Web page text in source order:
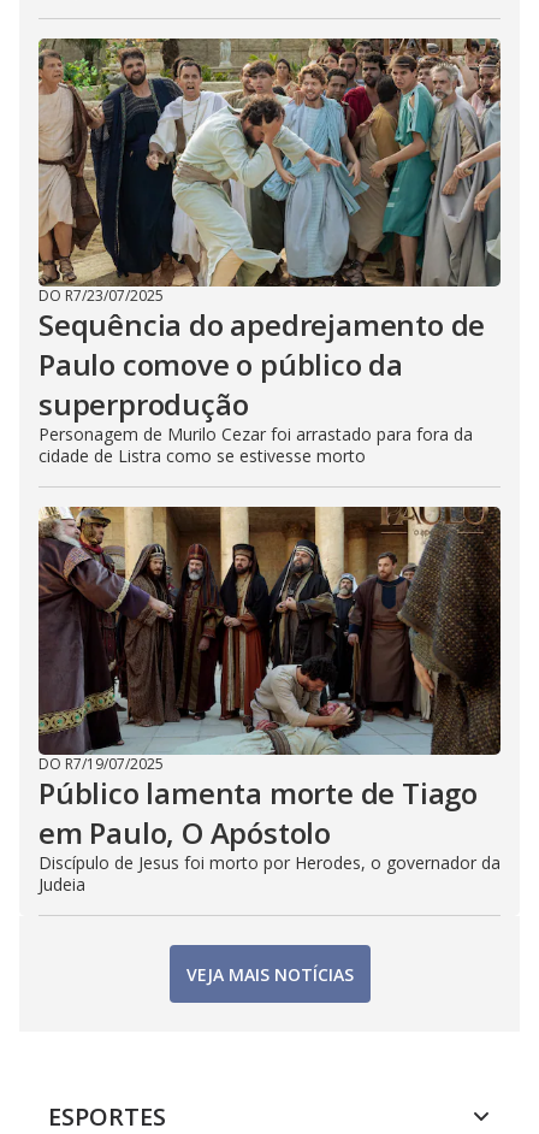
DO R7/23/07/2025
Sequência do apedrejamento de
Paulo comove o público da
superprodução
Personagem de Murilo Cezar foi arrastado para fora da
cidade de Listra como se estivesse morto
DO R7/19/07/2025
Público lamenta morte de Tiago
em Paulo, O Apóstolo
Discípulo de Jesus foi morto por Herodes, o governador da
Judeia
VEJA MAIS NOTÍCIAS
ESPORTES